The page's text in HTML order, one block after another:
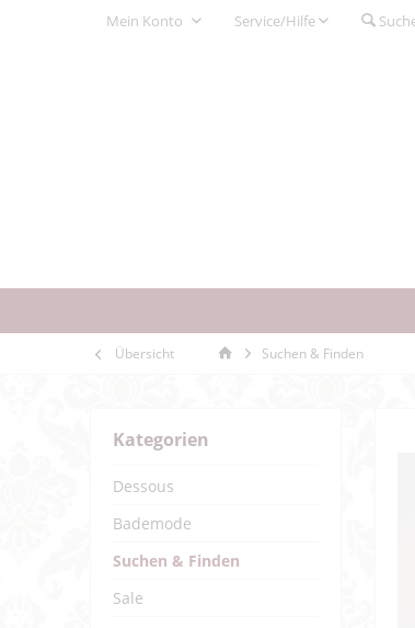
Mein Konto Service/Hilfe
Übersicht Suchen & Finden
Kategorien
Dessous
Bademode
Suchen & Finden
Sale